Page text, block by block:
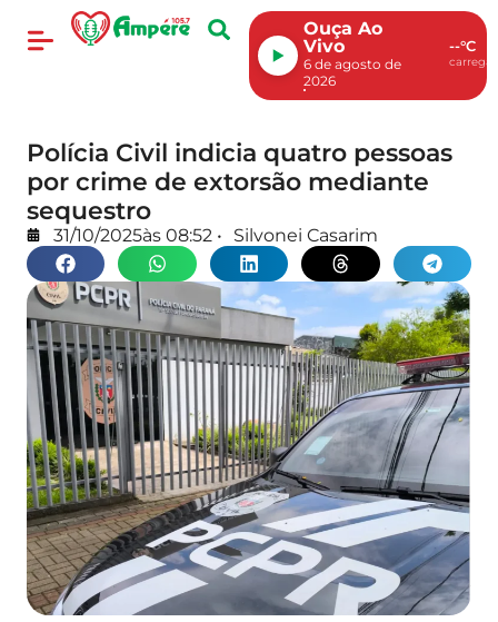
Ouça Ao
Vivo
6 de agosto de
2026
--°C
Polícia Civil indicia quatro pessoas
por crime de extorsão mediante
sequestro
31/10/2025às 08:52 • Silvonei Casarim